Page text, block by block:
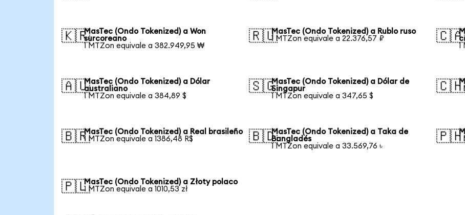
🇰🇷MasTec (Ondo Tokenized) a Won
surcoreano
1 MTZon equivale a 382.949,95 ₩
🇷🇺MasTec (Ondo Tokenized) a Rublo ruso
1 MTZon equivale a 22.376,57 ₽
🇨🇦
1
🇦🇺MasTec (Ondo Tokenized) a Dólar
australiano
1 MTZon equivale a 384,89 $
🇸🇬MasTec (Ondo Tokenized) a Dólar de
Singapur
1 MTZon equivale a 347,65 $
🇨🇭
1
🇧🇷MasTec (Ondo Tokenized) a Real brasileño
1 MTZon equivale a 1386,48 R$
🇧🇩MasTec (Ondo Tokenized) a Taka de
Bangladés
1 MTZon equivale a 33.569,76 ৳
🇵🇭
1
🇵🇱MasTec (Ondo Tokenized) a Złoty polaco
1 MTZon equivale a 1010,53 zł